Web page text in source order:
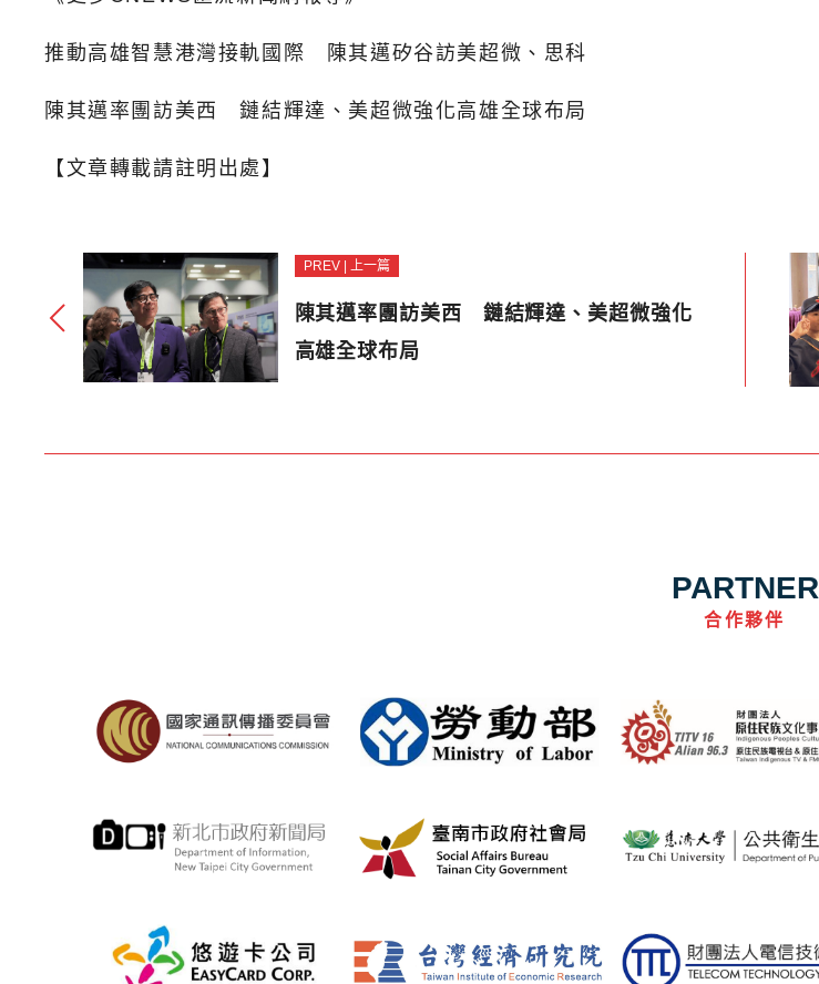
推動高雄智慧港灣接軌國際 陳其邁矽谷訪美超微、思科
陳其邁率團訪美西 鏈結輝達、美超微強化高雄全球布局
【文章轉載請註明出處】
PREV | 上一篇
陳其邁率團訪美西 鏈結輝達、美超微強化
高雄全球布局
PARTNER
合作夥伴